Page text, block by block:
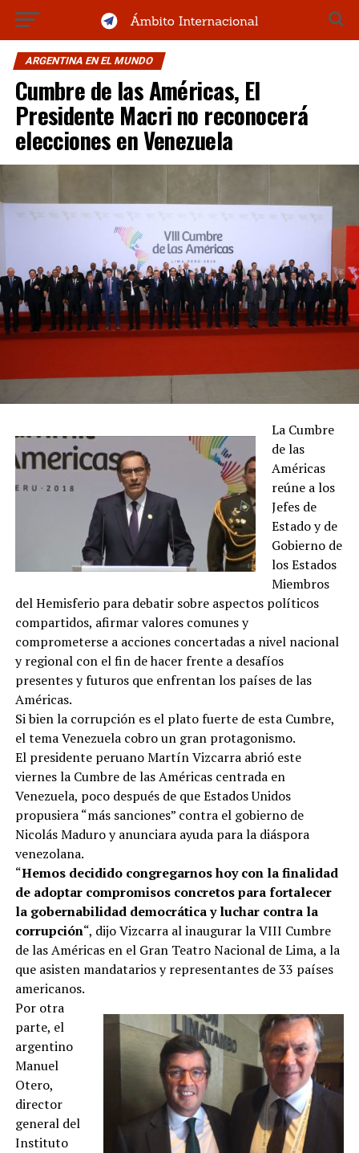
ARGENTINA EN EL MUNDO
Cumbre de las Américas, El
Presidente Macri no reconocerá
elecciones en Venezuela
La Cumbre
de las
Américas
reúne a los
Jefes de
Estado y de
Gobierno de
los Estados
Miembros
del Hemisferio para debatir sobre aspectos políticos
compartidos, afirmar valores comunes y
comprometerse a acciones concertadas a nivel nacional
y regional con el fin de hacer frente a desafíos
presentes y futuros que enfrentan los países de las
Américas.
Si bien la corrupción es el plato fuerte de esta Cumbre,
el tema Venezuela cobro un gran protagonismo.
El presidente peruano Martín Vizcarra abrió este
viernes la Cumbre de las Américas centrada en
Venezuela, poco después de que Estados Unidos
propusiera “más sanciones” contra el gobierno de
Nicolás Maduro y anunciara ayuda para la diáspora
venezolana.
“Hemos decidido congregarnos hoy con la finalidad
de adoptar compromisos concretos para fortalecer
la gobernabilidad democrática y luchar contra la
corrupción“, dijo Vizcarra al inaugurar la VIII Cumbre
de las Américas en el Gran Teatro Nacional de Lima, a la
que asisten mandatarios y representantes de 33 países
americanos.
Por otra
parte, el
argentino
Manuel
Otero,
director
general del
Instituto